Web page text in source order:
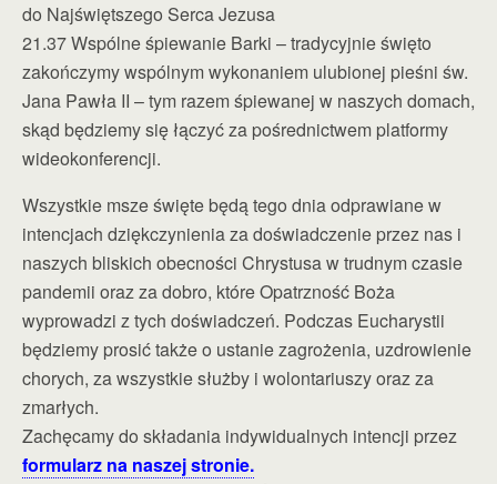
do Najświętszego Serca Jezusa
21.37 Wspólne śpiewanie Barki – tradycyjnie święto
zakończymy wspólnym wykonaniem ulubionej pieśni św.
Jana Pawła II – tym razem śpiewanej w naszych domach,
skąd będziemy się łączyć za pośrednictwem platformy
wideokonferencji.
Wszystkie msze święte będą tego dnia odprawiane w
intencjach dziękczynienia za doświadczenie przez nas i
naszych bliskich obecności Chrystusa w trudnym czasie
pandemii oraz za dobro, które Opatrzność Boża
wyprowadzi z tych doświadczeń. Podczas Eucharystii
będziemy prosić także o ustanie zagrożenia, uzdrowienie
chorych, za wszystkie służby i wolontariuszy oraz za
zmarłych.
Zachęcamy do składania indywidualnych intencji przez
formularz na naszej stronie.